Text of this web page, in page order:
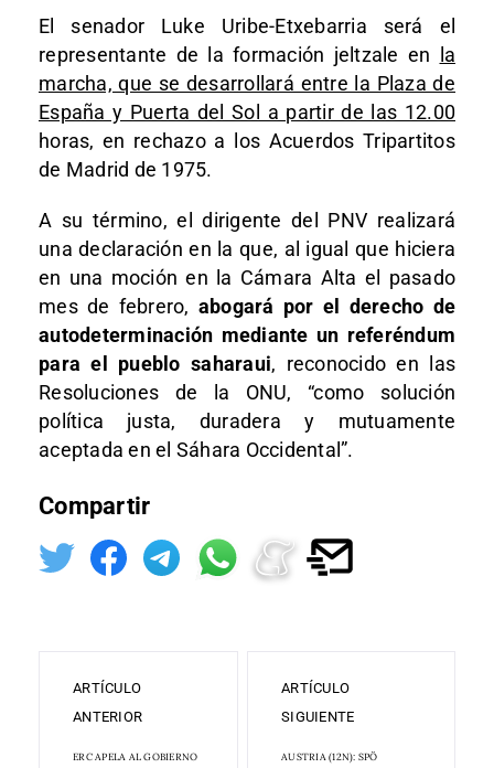
El senador Luke Uribe-Etxebarria será el
representante de la formación jeltzale en
la
marcha, que se desarrollará entre la Plaza de
España y Puerta del Sol a partir de las 12.00
horas, en rechazo a los Acuerdos Tripartitos
de Madrid de 1975.
A su término, el dirigente del PNV realizará
una declaración en la que, al igual que hiciera
en una moción en la Cámara Alta el pasado
mes de febrero, abogará por el derecho de
autodeterminación mediante un referéndum
para el pueblo saharaui, reconocido en las
Resoluciones de la ONU, “como solución
política justa, duradera y mutuamente
aceptada en el Sáhara Occidental”.
Compartir
ARTÍCULO
ANTERIOR
ERC APELA AL GOBIERNO
ARTÍCULO
SIGUIENTE
AUSTRIA (12N): SPÖ